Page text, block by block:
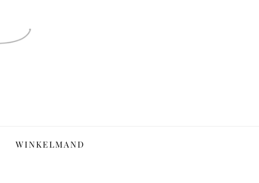
WINKELMAND